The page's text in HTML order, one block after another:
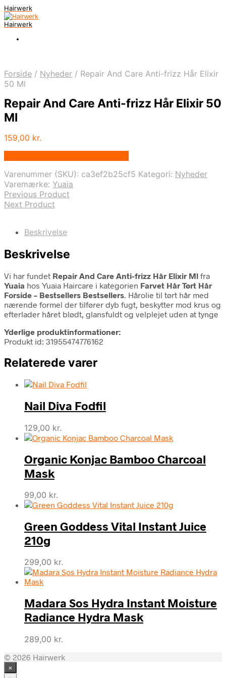
Hairwerk
Hairwerk
Forside / Nyheder / Repair And Care Anti-frizz Hår Elixir
50 Ml
Repair And Care Anti-frizz Hår Elixir 50
Ml
159,00 kr.
Varenummer (SKU): ca3ef2b25cf5 Kategori: Nyheder
Varemærke: Yuaia
Previous Product
Next Product
Beskrivelse
Beskrivelse
Vi har fundet Repair And Care Anti-frizz Hår Elixir Ml fra
Yuaia hos Yuaia Haircare i kategorien Farvet Hår Tørt Hår
Forside – Bestsellers Bestsellers. Hårolie til tørt hår med
nærende formel der tilfører dyb fugt, beskytter mod krus og
efterlader håret blødt, glansfuldt og velplejet uden at tynge
Yderlige produktinformationer:
Produkt id: 31955474776162
Relaterede varer
Nail Diva Fodfil
129,00 kr.
Organic Konjac Bamboo Charcoal
Mask
99,00 kr.
Green Goddess Vital Instant Juice
210g
299,00 kr.
Madara Sos Hydra Instant Moisture
Radiance Hydra Mask
289,00 kr.
© 2026 Hairwerk
×